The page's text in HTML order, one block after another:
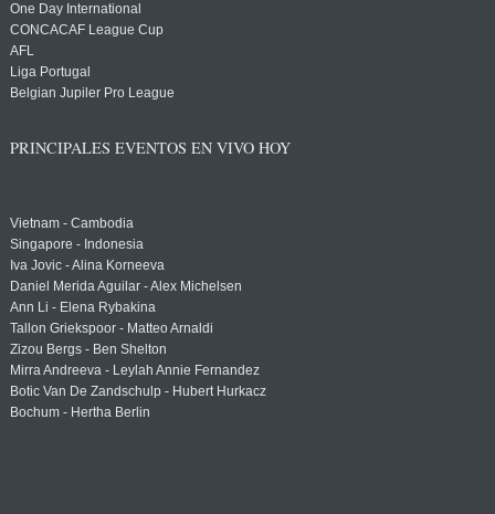
One Day International
CONCACAF League Cup
AFL
Liga Portugal
Belgian Jupiler Pro League
PRINCIPALES EVENTOS EN VIVO HOY
Vietnam - Cambodia
Singapore - Indonesia
Iva Jovic - Alina Korneeva
Daniel Merida Aguilar - Alex Michelsen
Ann Li - Elena Rybakina
Tallon Griekspoor - Matteo Arnaldi
Zizou Bergs - Ben Shelton
Mirra Andreeva - Leylah Annie Fernandez
Botic Van De Zandschulp - Hubert Hurkacz
Bochum - Hertha Berlin